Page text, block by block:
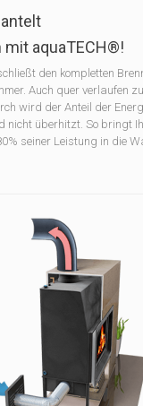
aquaTECH®!
den kompletten
Auch quer verlaufen
wird der Anteil der
nicht überhitzt. So bringt
seiner Leistung in die